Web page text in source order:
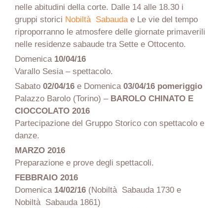
nelle abitudini della corte. Dalle 14 alle 18.30 i
gruppi storici Nobiltà Sabaudae Le vie del tempo
riproporranno le atmosfere delle giornate primaverili
nelle residenze sabaude tra Sette e Ottocento.
Domenica 10/04/16
Varallo Sesia – spettacolo.
Sabato 02/04/16 e Domenica 03/04/16 pomeriggio
Palazzo Barolo (Torino) – BAROLO CHINATO E
CIOCCOLATO 2016
Partecipazione del Gruppo Storico con spettacolo e
danze.
MARZO 2016
Preparazione e prove degli spettacoli.
FEBBRAIO 2016
Domenica 14/02/16 (Nobiltà Sabauda 1730 e
Nobiltà Sabauda 1861)